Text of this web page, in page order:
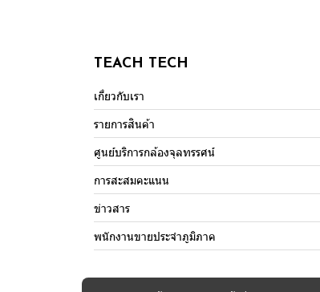
TEACH TECH
เกี่ยวกับเรา
รายการสินค้า
ศูนย์บริการกล้องจุลทรรศน์
การสะสมคะแนน
ข่าวสาร
พนักงานขายประจำภูมิภาค